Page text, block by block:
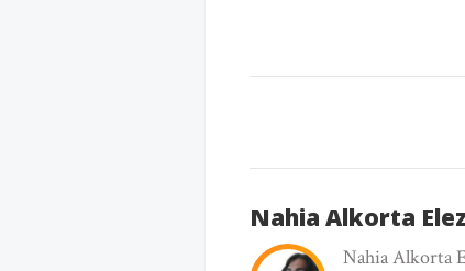
Nahia Alkorta
Nahia Alkorta